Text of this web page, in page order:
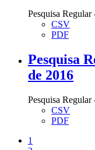
Pesquisa Regular
CSV
PDF
Pesquisa
de 2016
Pesquisa
CSV
PDF
1